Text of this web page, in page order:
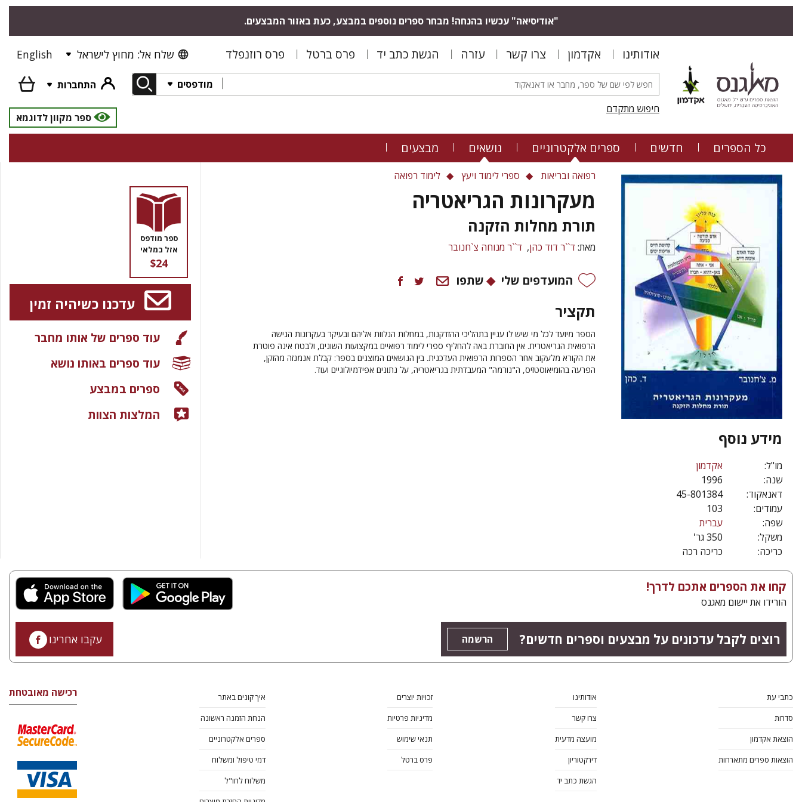
"אודיסיאה" עכשיו בהנחה! מבחר ספרים נוספים במבצע, כעת באזור המבצעים.
אודותינו אקדמון צרו קשר עזרה הגשת כתב יד פרס ברטל פרס רוזנפלד שלח אל: מחוץ לישראל English
מודפסים
התחברות
חיפוש מתקדם
ספר מקוון לדוגמא
כל הספרים חדשים ספרים אלקטרוניים נושאים מבצעים
מידע נוסף
מו"ל:
אקדמון
שנה:
1996
דאנאקוד:
45-801384
עמודים:
103
שפה:
עברית
משקל:
350 גר'
כריכה:
כריכה רכה
רפואה ובריאות ספרי לימוד ויעץ לימוד רפואה
מעקרונות הגריאטריה
תורת מחלות הזקנה
מאת: ד``ר דוד כהן ד``ר מנוחה צ`חנובר
המועדפים שלי שתפו
תקציר
הספר מיועד לכל מי שיש לו עניין בתהליכי ההזדקנות, במחלות הנלוות אליהם ובעיקר בעקרונות הגישה
הרפואית הגריאטרית. אין החוברת באה להחליף ספרי לימוד רפואיים במקצועות השונים, ולבטח אינה פוטרת
את הקורא מלעקוב אחר הספרות הרפואית העדכנית. בין הנושאים המוצגים בספר: קבלת אנמנזה מהזקן,
הפרעה בהומיאוסטזיס, ה"נורמה" המעבדתית בגריאטריה, על נתונים אפידמיולוגיים ועוד.
ספר מודפס
אזל במלאי
$24
עדכנו כשיהיה זמין
עוד ספרים של אותו מחבר
עוד ספרים באותו נושא
ספרים במבצע
המלצות הצוות
קחו את הספרים אתכם לדרך!
הורידו את יישום מאגנס
רוצים לקבל עדכונים על מבצעים וספרים חדשים? הרשמה עקבו אחרינו
כתבי עת
סדרות
הוצאת אקדמון
הוצאות ספרים מתארחות
אודותינו
צרו קשר
מועצה מדעית
דירקטוריון
הגשת כתב יד
זכויות יוצרים
מדיניות פרטיות
תנאי שימוש
פרס ברטל
איך קונים באתר
הנחת הזמנה ראשונה
ספרים אלקטרוניים
דמי טיפול ומשלוח
משלוח לחו"ל
רכישה מאובטחת